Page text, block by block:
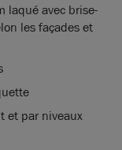
laqué avec brise-
les façades et
et par niveaux